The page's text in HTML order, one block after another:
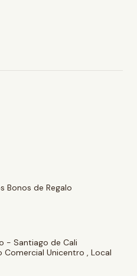
Bonos de Regalo
- Santiago de Cali
Unicentro , Local